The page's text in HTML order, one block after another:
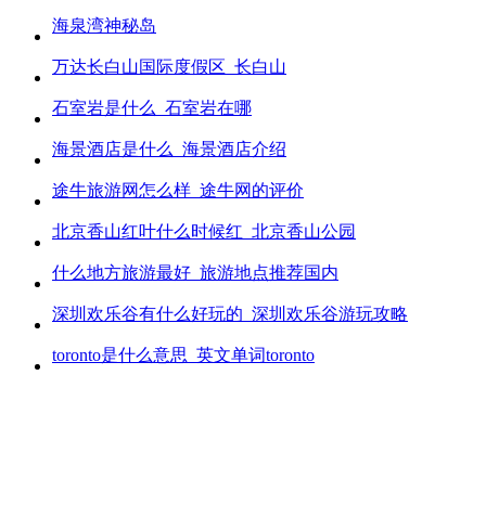
海泉湾神秘岛
万达长白山国际度假区_长白山
石室岩是什么_石室岩在哪
海景酒店是什么_海景酒店介绍
途牛旅游网怎么样_途牛网的评价
北京香山红叶什么时候红_北京香山公园
什么地方旅游最好_旅游地点推荐国内
深圳欢乐谷有什么好玩的_深圳欢乐谷游玩攻略
toronto是什么意思_英文单词toronto